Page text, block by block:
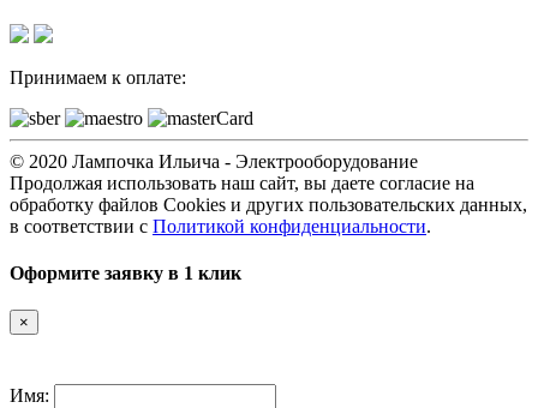
Принимаем к оплате:
© 2020 Лампочка Ильича - Электрооборудование
Продолжая использовать наш сайт, вы даете согласие на
обработку файлов Cookies и других пользовательских данных,
в соответствии с Политикой конфиденциальности.
Оформите заявку в 1 клик
×
Имя: